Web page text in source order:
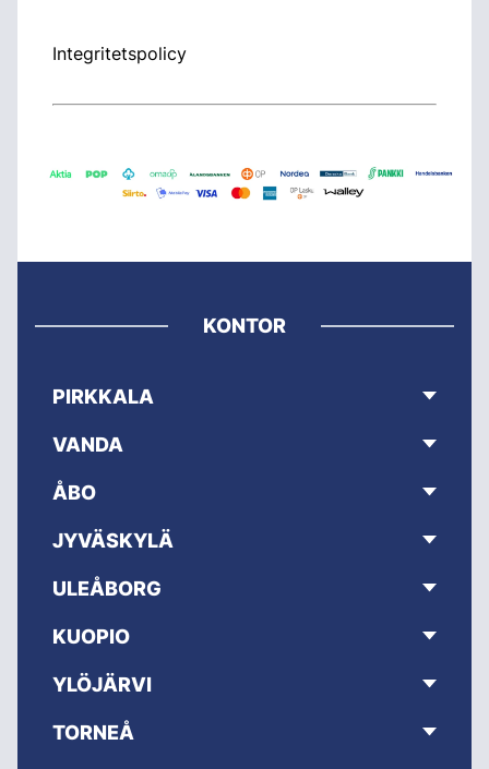
Integritetspolicy
KONTOR
PIRKKALA
VANDA
ÅBO
JYVÄSKYLÄ
ULEÅBORG
KUOPIO
YLÖJÄRVI
TORNEÅ